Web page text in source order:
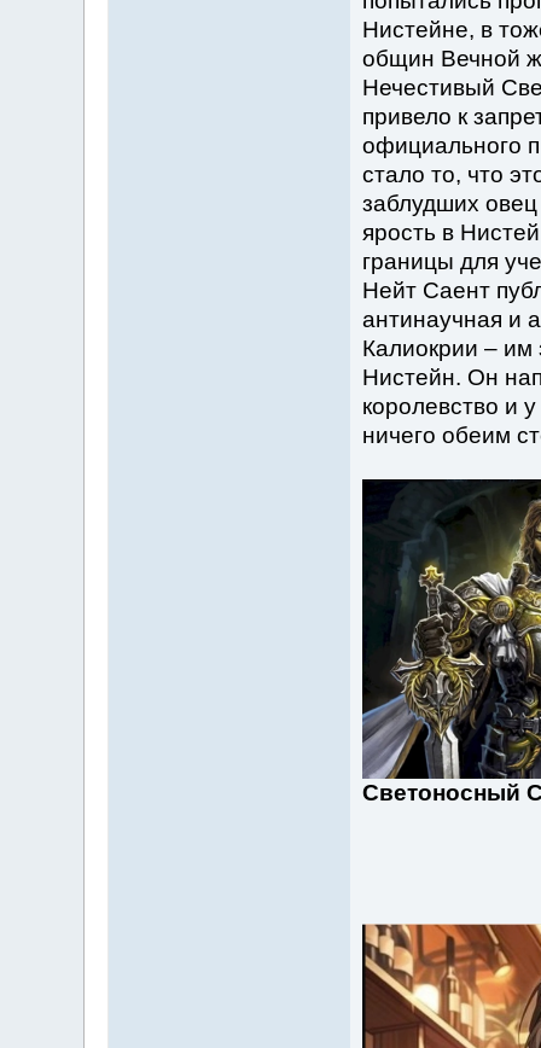
Нистейне, в
общин Вечной
Нечестивый
привело к
официального
стало то, что
заблудших
ярость в
границы для
Нейт Саент
антинаучная и
Калиокрии –
Нистейн. Он
королевство и
ничего обеим
Светоносный